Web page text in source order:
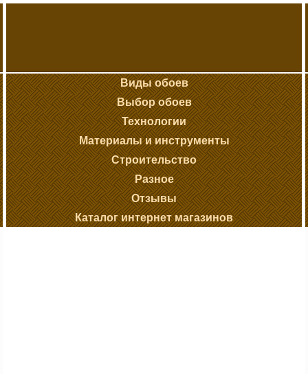
Виды обоев
Выбор обоев
Технологии
Материалы и инструменты
Строительство
Разное
Отзывы
Каталог интернет магазинов